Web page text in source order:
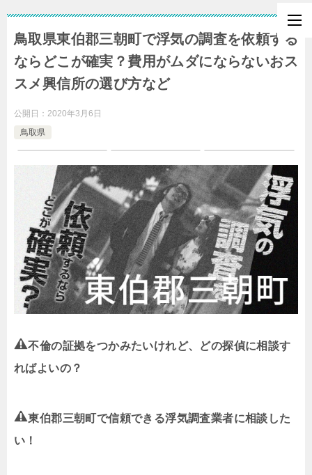
鳥取県東伯郡三朝町で浮気の調査を依頼する
ならどこが確実？費用がムダにならないおス
スメ興信所の選び方など
公開日： 2020年3月6日
鳥取県
不倫の証拠をつかみたいけれど、どの探偵に相談す
ればよいの？
東伯郡三朝町で信頼できる浮気調査業者に相談した
い！